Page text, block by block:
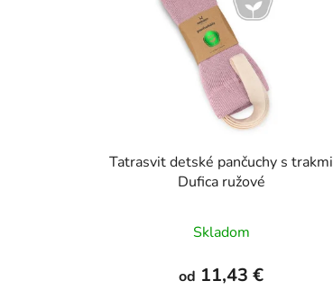
Tatrasvit detské pančuchy s trakmi
Dufica ružové
Skladom
od 11,43 €